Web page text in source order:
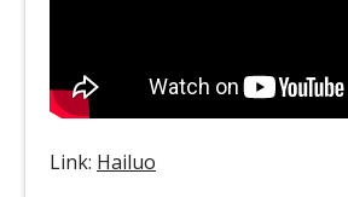
Link: Hailuo